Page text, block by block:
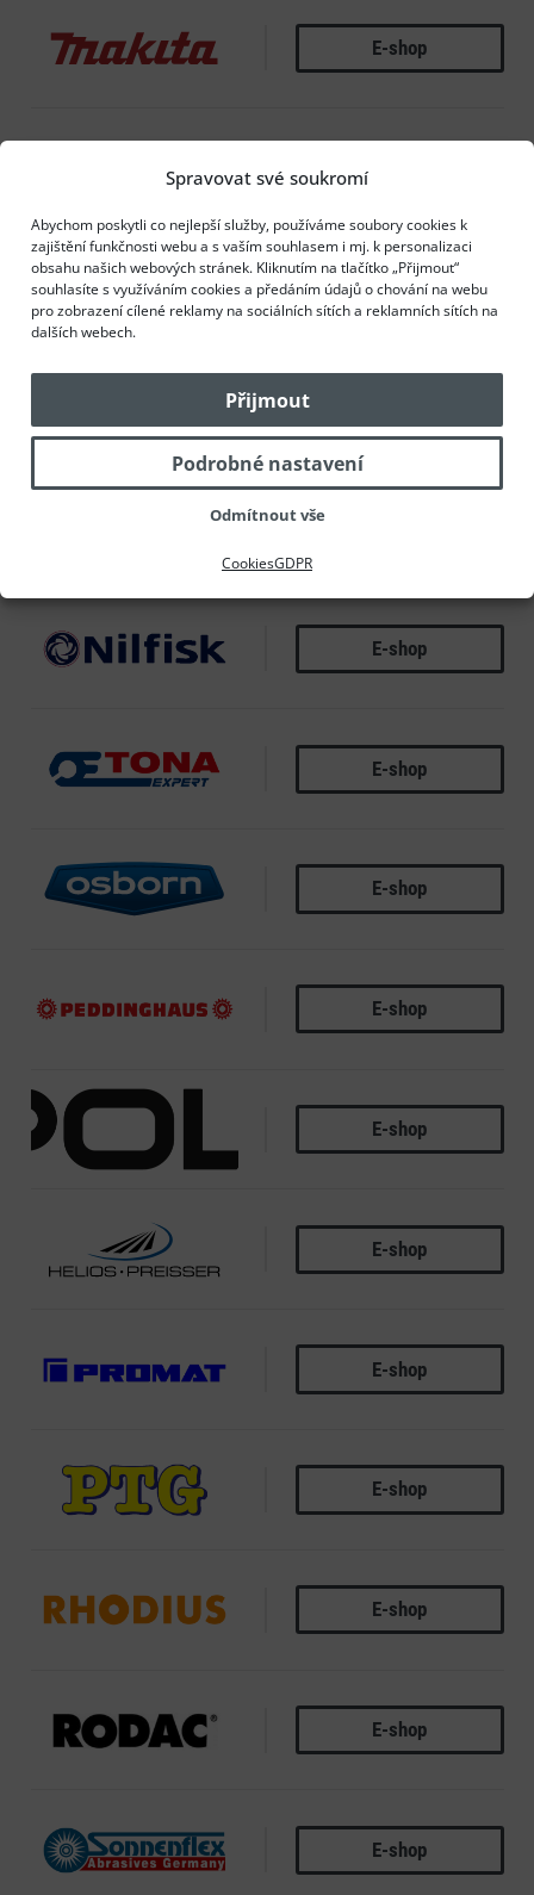
Spravovat své soukromí
Abychom poskytli co nejlepší služby, používáme soubory cookies k
zajištění funkčnosti webu a s vaším souhlasem i mj. k personalizaci
obsahu našich webových stránek. Kliknutím na tlačítko „Přijmout“
souhlasíte s využíváním cookies a předáním údajů o chování na webu
pro zobrazení cílené reklamy na sociálních sítích a reklamních sítích na
dalších webech.
Přijmout
Odmítnout vše
Podrobné nastavení
CookiesGDPR
MAKITA E-shop
MITUTOYO
NILFISK ALTO E-shop
OFTONA EXPERT E-shop
OSBORN E-shop
PEDDINGHAUS E-shop
E-shop
PREISSER E-shop
PROMAT E-shop
PTG E-shop
RHODIUS E-shop
RODAC E-shop
SONNENFLEX E-shop